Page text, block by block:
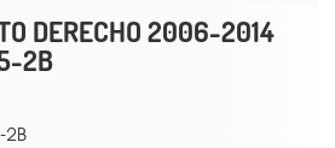
DERECHO 2006-2014
2B
2B